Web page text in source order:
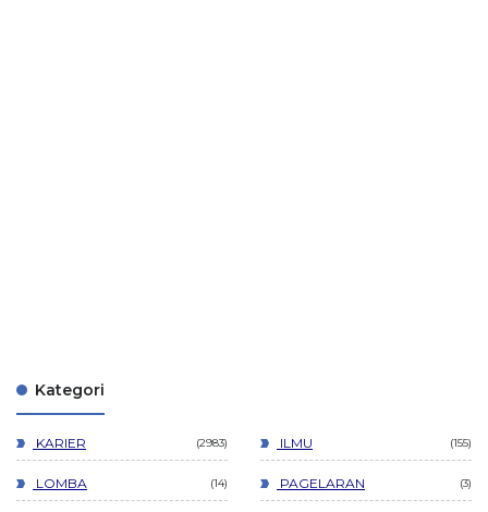
Kategori
KARIER 2983 ILMU 155
LOMBA 14 PAGELARAN 3